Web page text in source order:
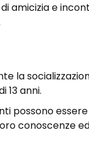
amicizia e
la
13 anni.
possono
conoscenze